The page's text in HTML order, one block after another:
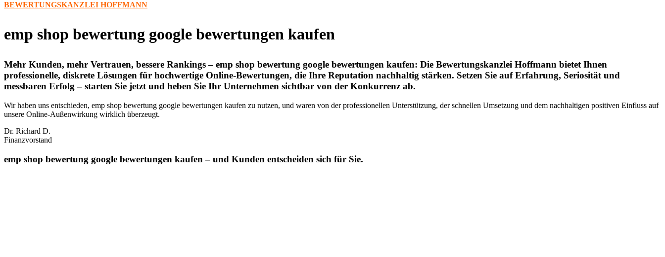
BEWERTUNGSKANZLEI HOFFMANN
emp shop bewertung google bewertungen kaufen
Mehr Kunden, mehr Vertrauen, bessere Rankings – emp shop bewertung google bewertungen kaufen: Die Bewertungskanzlei Hoffmann bietet Ihnen
professionelle, diskrete Lösungen für hochwertige Online-Bewertungen, die Ihre Reputation nachhaltig stärken. Setzen Sie auf Erfahrung, Seriosität und
messbaren Erfolg – starten Sie jetzt und heben Sie Ihr Unternehmen sichtbar von der Konkurrenz ab.
Wir haben uns entschieden, emp shop bewertung google bewertungen kaufen zu nutzen, und waren von der professionellen Unterstützung, der schnellen Umsetzung und dem nachhaltigen positiven Einfluss auf
unsere Online‑Außenwirkung wirklich überzeugt.
Dr. Richard D.
Finanzvorstand
emp shop bewertung google bewertungen kaufen – und Kunden entscheiden sich für Sie.